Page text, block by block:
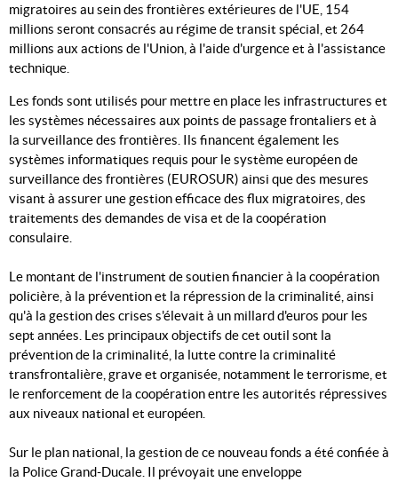
migratoires au sein des frontières extérieures de l'UE, 154
millions seront consacrés au régime de transit spécial, et 264
millions aux actions de l'Union, à l'aide d'urgence et à l'assistance
technique.
Les fonds sont utilisés pour mettre en place les infrastructures et
les systèmes nécessaires aux points de passage frontaliers et à
la surveillance des frontières. Ils financent également les
systèmes informatiques requis pour le système européen de
surveillance des frontières (EUROSUR) ainsi que des mesures
visant à assurer une gestion efficace des flux migratoires, des
traitements des demandes de visa et de la coopération
consulaire.
Le montant de l'instrument de soutien financier à la coopération
policière, à la prévention et la répression de la criminalité, ainsi
qu'à la gestion des crises s'élevait à un millard d'euros pour les
sept années. Les principaux objectifs de cet outil sont la
prévention de la criminalité, la lutte contre la criminalité
transfrontalière, grave et organisée, notamment le terrorisme, et
le renforcement de la coopération entre les autorités répressives
aux niveaux national et européen.
Sur le plan national, la gestion de ce nouveau fonds a été confiée à
la Police Grand-Ducale. Il prévoyait une enveloppe